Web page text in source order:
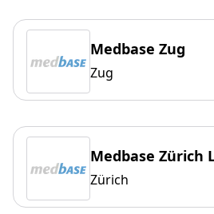
Medbase Zug
Zug
Medbase Zürich
Zürich